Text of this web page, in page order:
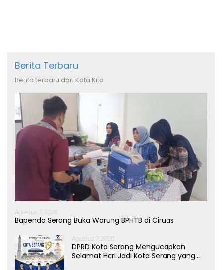
Berita Terbaru
Berita terbaru dari Kata Kita
Agustus 7, 2026
Bapenda Serang Buka Warung BPHTB di Ciruas
Agustus 7, 2026
DPRD Kota Serang Mengucapkan
Selamat Hari Jadi Kota Serang yang